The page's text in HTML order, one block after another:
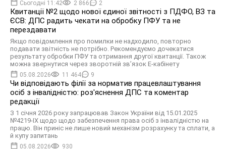
Сьогодні 11:42 2 866 2
Квитанції №2 щодо нової єдиної звітності з ПДФО, ВЗ та
ЄСВ: ДПС радить чекати на обробку ПФУ та не
перездавати
Якщо повідомлення про помилки не надходило, повторно
подавати звітність не потрібно. Рекомендуємо дочекатися
результату обробки ПФУ та отримання другої квитанції. Також
можна звернутися через зворотній зв’язок Е-кабінету
05.08.2026 11 464 9
Чи відповідають філії за норматив працевлаштування
осіб з інвалідністю: роз'яснення ДПС та коментар
редакції
З 1 січня 2026 року запрацював Закон України від 15.01.2025
№4219-IX щодо щодо забезпечення права осіб з інвалідністю на
працю. Він приніс не лише новий механізм розрахунку та сплати, а
й купу запитань
05.08.2026 930